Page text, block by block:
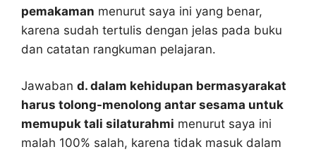
pemakaman menurut saya ini yang benar,
karena sudah tertulis dengan jelas pada buku
dan catatan rangkuman pelajaran.
Jawaban d. dalam kehidupan bermasyarakat
harus tolong-menolong antar sesama untuk
memupuk tali silaturahmi menurut saya ini
malah 100% salah, karena tidak masuk dalam